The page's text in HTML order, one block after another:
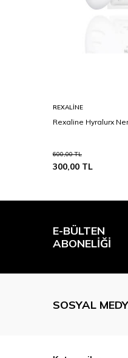
REXALINE
Rexaline Hyralurx
600,00TL
300,00 TL
E-BÜLTEN
ABONELIĞI
SOSYAL